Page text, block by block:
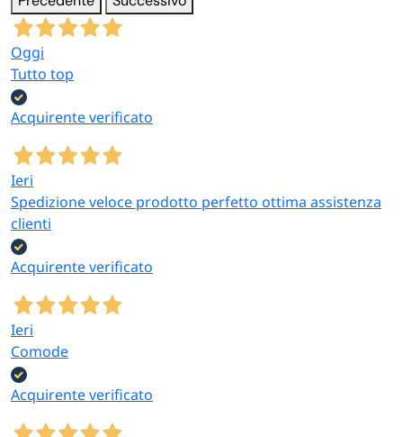
Oggi
Tutto top
Acquirente verificato
Ieri
Spedizione veloce prodotto perfetto ottima assistenza
clienti
Acquirente verificato
Ieri
Comode
Acquirente verificato